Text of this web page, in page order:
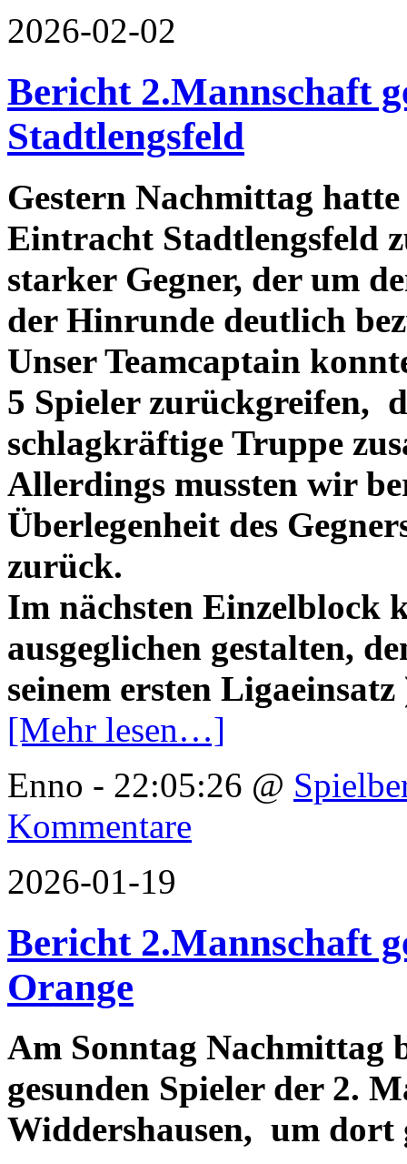
2026-02-02
Bericht 2.Mannschaft
Stadtlengsfeld
Gestern Nachmittag
Eintracht Stadtlengsfeld
starker Gegner, der um
der Hinrunde deutlich
Unser Teamcaptain
5 Spieler zurückgreifen,
schlagkräftige Truppe
Allerdings mussten wir
Überlegenheit des
zurück.
Im nächsten Einzelblock
ausgeglichen gestalten,
seinem ersten
[Mehr lesen…]
Enno - 22:05:26 @
Kommentare
2026-01-19
Bericht 2.Mannschaft
Orange
Am Sonntag Nachmittag
gesunden Spieler der 2.
Widdershausen, um dort